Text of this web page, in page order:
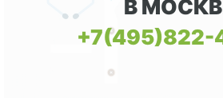
В
+7(495)822-